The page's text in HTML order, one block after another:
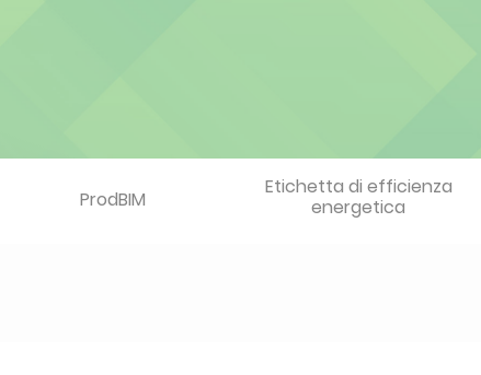
ProdBIM
Etichetta di efficienza
energetica